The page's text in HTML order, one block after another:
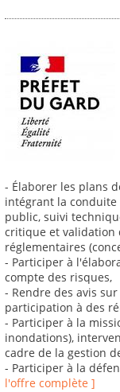
- Élaborer les plans
intégrant la conduite
public, suivi
critique et validation
réglementaires
- Participer à
compte des risques,
- Rendre des avis
participation à des
- Participer à la
inondations),
cadre de la gestion
- Participer à la
l'offre complète ]